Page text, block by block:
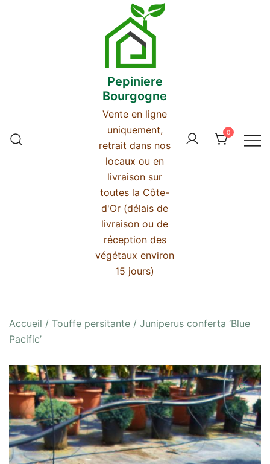
Pepiniere
Bourgogne
Vente en ligne
uniquement,
retrait dans nos
locaux ou en
livraison sur
toutes la Côte-
d'Or (délais de
livraison ou de
réception des
végétaux environ
15 jours)
0
Accueil / Touffe persitante / Juniperus conferta ‘Blue
Pacific’
🔍